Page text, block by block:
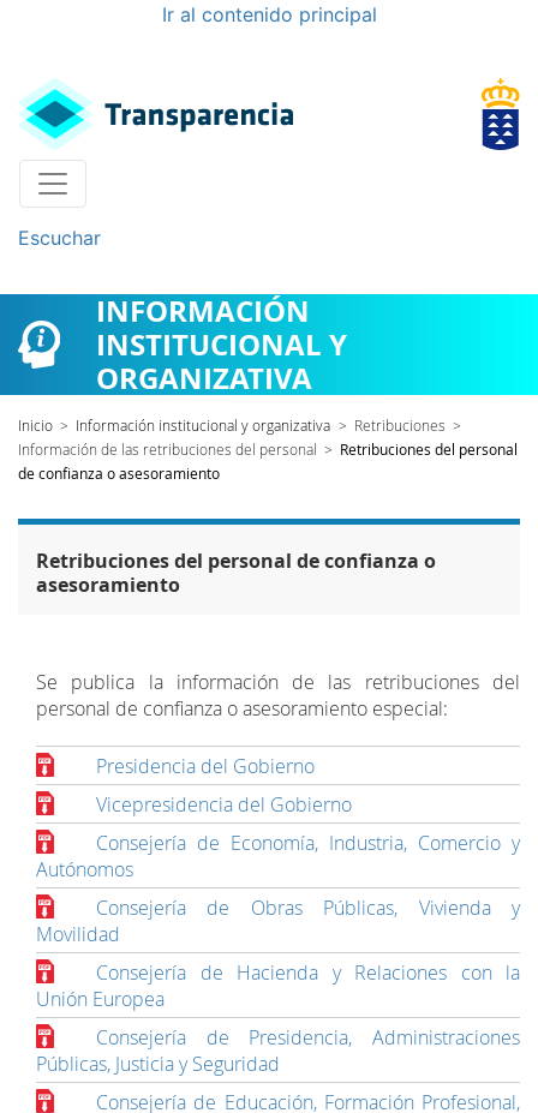
Ir al contenido principal
Escuchar
INFORMACIÓN
INSTITUCIONAL Y
ORGANIZATIVA
Inicio > Información institucional y organizativa > Retribuciones >
Información de las retribuciones del personal > Retribuciones del personal
de confianza o asesoramiento
Retribuciones del personal de confianza o
asesoramiento
Se publica la información de las retribuciones del
personal de confianza o asesoramiento especial:
Presidencia del Gobierno
Vicepresidencia del Gobierno
Consejería de Economía, Industria, Comercio y
Autónomos
Consejería de Obras Públicas, Vivienda y
Movilidad
Consejería de Hacienda y Relaciones con la
Unión Europea
Consejería de Presidencia, Administraciones
Públicas, Justicia y Seguridad
Consejería de Educación, Formación Profesional,